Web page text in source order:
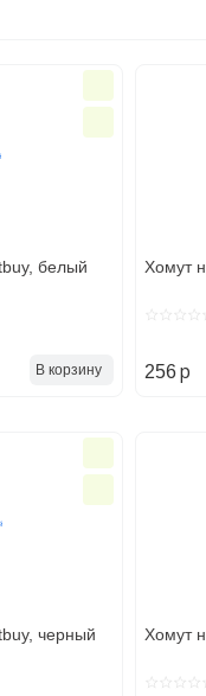
белый
В корзину
Хомут
256p
черный Хомут